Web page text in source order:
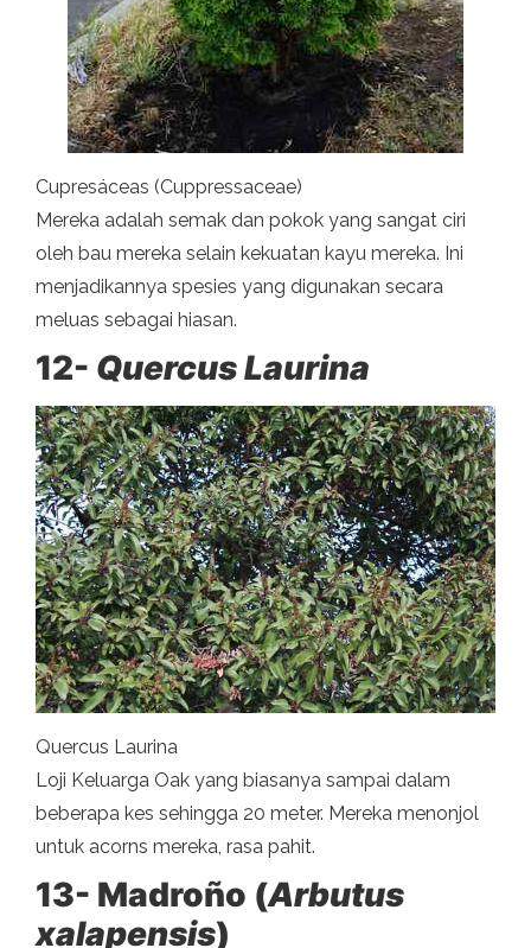
Cupresáceas (Cuppressaceae)
Mereka adalah semak dan pokok yang sangat ciri
oleh bau mereka selain kekuatan kayu mereka. Ini
menjadikannya spesies yang digunakan secara
meluas sebagai hiasan.
12- Quercus Laurina
Quercus Laurina
Loji Keluarga Oak yang biasanya sampai dalam
beberapa kes sehingga 20 meter. Mereka menonjol
untuk acorns mereka, rasa pahit.
13- Madroño (Arbutus
xalapensis)